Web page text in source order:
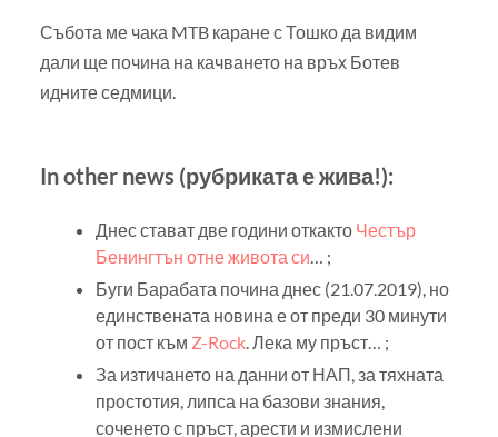
Събота ме чака MTB каране с Тошко да видим
дали ще почина на качването на връх Ботев
идните седмици.
In other news (рубриката е жива!):
Днес стават две години откакто Честър
Бенингтън отне живота си… ;
Буги Барабата почина днес (21.07.2019), но
единствената новина е от преди 30 минути
от пост към Z-Rock. Лека му пръст… ;
За изтичането на данни от НАП, за тяхната
простотия, липса на базови знания,
соченето с пръст, арести и измислени